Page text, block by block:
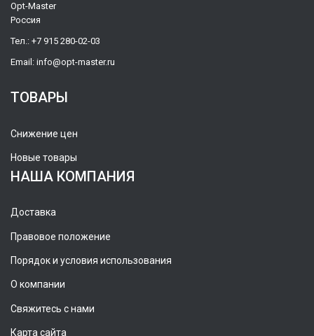
Opt-Master
Россия
Тел.: +7 915 280-02-03
Email: info@opt-master.ru
ТОВАРЫ
Снижение цен
Новые товары
НАША КОМПАНИЯ
Доставка
Правовое положение
Порядок и условия использования
О компании
Свяжитесь с нами
Карта сайта